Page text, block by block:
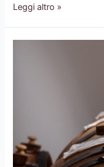
Festa
Leggi altro »